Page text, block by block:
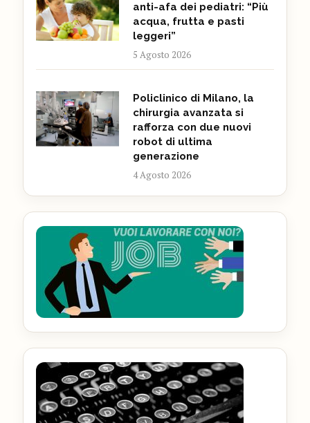
anti-afa dei pediatri: “Più
acqua, frutta e pasti
leggeri”
5 Agosto 2026
Policlinico di Milano, la
chirurgia avanzata si
rafforza con due nuovi
robot di ultima
generazione
4 Agosto 2026